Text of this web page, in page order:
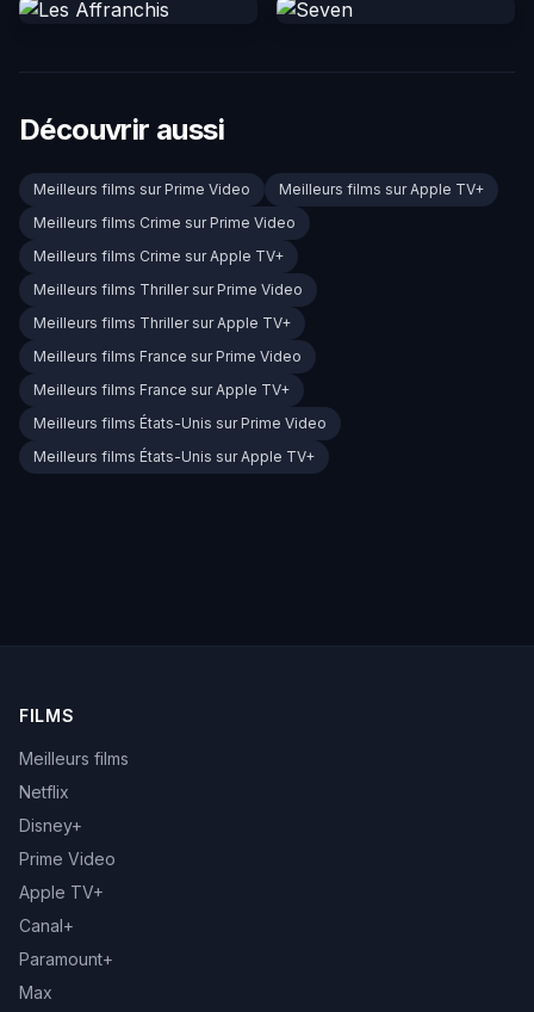
Découvrir aussi
Meilleurs films sur Prime Video
Meilleurs films sur Apple TV+
Meilleurs films Crime sur Prime Video
Meilleurs films Crime sur Apple TV+
Meilleurs films Thriller sur Prime Video
Meilleurs films Thriller sur Apple TV+
Meilleurs films France sur Prime Video
Meilleurs films France sur Apple TV+
Meilleurs films États-Unis sur Prime Video
Meilleurs films États-Unis sur Apple TV+
FILMS
Meilleurs films
Netflix
Disney+
Prime Video
Apple TV+
Canal+
Paramount+
Max